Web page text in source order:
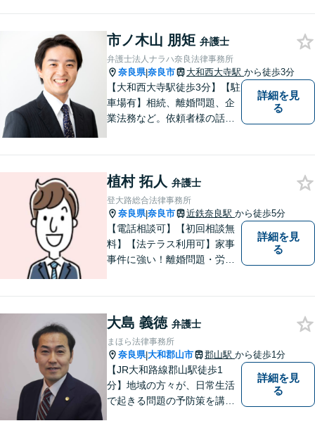
市ノ木山 朋矩 弁護士
弁護士法人ナラハ奈良法律事務所
奈良県|奈良市 大和西大寺駅 から徒歩3分
【大和西大寺駅徒歩3分】【駐
車場有】相続、離婚問題、企
業法務など。依頼者様の話を
と聞いても良いのかな」など
と思わず、ぜひ一度ご相談く
ださい。【お子様連れ相談
可】
詳細を見
る
植村 拓人 弁護士
登大路総合法律事務所
奈良県|奈良市 近鉄奈良駅 から徒歩5分
【電話相談可】【初回相談無
料】【法テラス利用可】家事
事件に強い！離婚問題・労働
談しやすい弁護士を目指す
【夜間・休日面談可】【完全
個室】【近鉄奈良駅5分】
詳細を見
る
大島 義徳 弁護士
まほら法律事務所
奈良県|大和郡山市 郡山駅 から徒歩1分
【JR大和路線郡山駅徒歩1
分】地域の方々が、日常生活
で起きる問題の予防策を講じ
詳細を見
る